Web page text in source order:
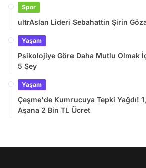
Spor
ultrAslan Lideri Sebahattin Şirin
Yaşam
Psikolojiye Göre Daha Mutlu Olmak
5 Şey
Yaşam
Çeşme'de Kumrucuya Tepki Yağdı!
Aşana 2 Bin TL Ücret